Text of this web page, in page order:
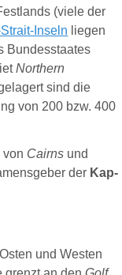
(viele der
Inseln liegen
Bundesstaates
Northern
sind die
von 200 bzw. 400
von Cairns und
der Kap-
und Westen